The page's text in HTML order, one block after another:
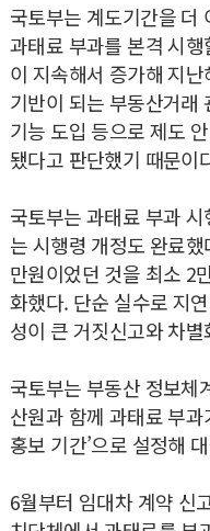
국토부는 계도기간을 더
과태료 부과를 본격 시
이 지속해서 증가해 지
기반이 되는 부동산거래
기능 도입 등으로 제도
됐다고 판단했기 때문이
국토부는 과태료 부과
는 시행령 개정도 완료
만원이었던 것을 최소 2
화했다. 단순 실수로 지
성이 큰 거짓신고와 차
국토부는 부동산 정보체
산원과 함께 과태료 부
홍보 기간’으로 설정해
6월부터 임대차 계약 신